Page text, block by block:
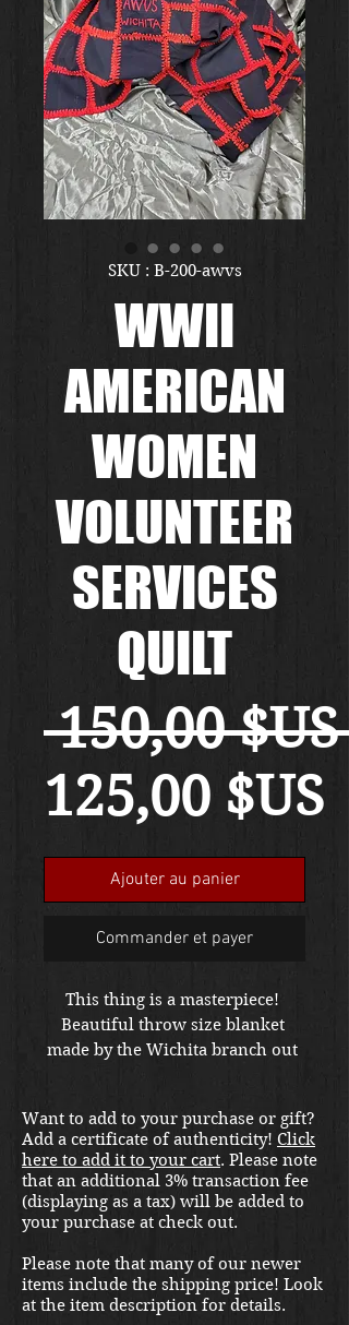
SKU : B-200-awvs
WWII
AMERICAN
WOMEN
VOLUNTEER
SERVICES
QUILT
150,00 $US
125,00 $US
Ajouter au panier
Commander et payer
This thing is a masterpiece!
Beautiful throw size blanket
made by the Wichita branch out
but it does not detract from the
stunning work that went into
making it. It's a unique and very
iconic piece representative of
homefront America during
Want to add to your purchase or gift?
Add a certificate of authenticity! Click
here to add it to your cart. Please note
that an additional 3% transaction fee
(displaying as a tax) will be added to
your purchase at check out.
Please note that many of our newer
items include the shipping price! Look
at the item description for details.